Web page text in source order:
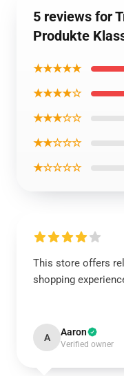
5 reviews for
Produkte
★★★★★
★★★★☆
★★★☆☆
★★☆☆☆
★☆☆☆☆
This store offers
shopping
A Aaron
Verified owner